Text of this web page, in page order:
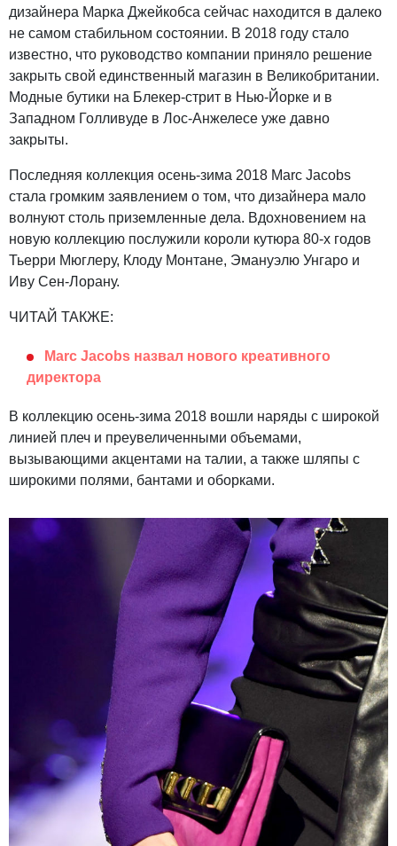
дизайнера Марка Джейкобса сейчас находится в далеко
не самом стабильном состоянии. В 2018 году стало
известно, что руководство компании приняло решение
закрыть свой единственный магазин в Великобритании.
Модные бутики на Блекер-стрит в Нью-Йорке и в
Западном Голливуде в Лос-Анжелесе уже давно
закрыты.
Последняя коллекция осень-зима 2018 Marc Jacobs
стала громким заявлением о том, что дизайнера мало
волнуют столь приземленные дела. Вдохновением на
новую коллекцию послужили короли кутюра 80-х годов
Тьерри Мюглеру, Клоду Монтане, Эмануэлю Унгаро и
Иву Сен-Лорану.
ЧИТАЙ ТАКЖЕ:
Marc Jacobs назвал нового креативного
директора
В коллекцию осень-зима 2018 вошли наряды с широкой
линией плеч и преувеличенными объемами,
вызывающими акцентами на талии, а также шляпы с
широкими полями, бантами и оборками.